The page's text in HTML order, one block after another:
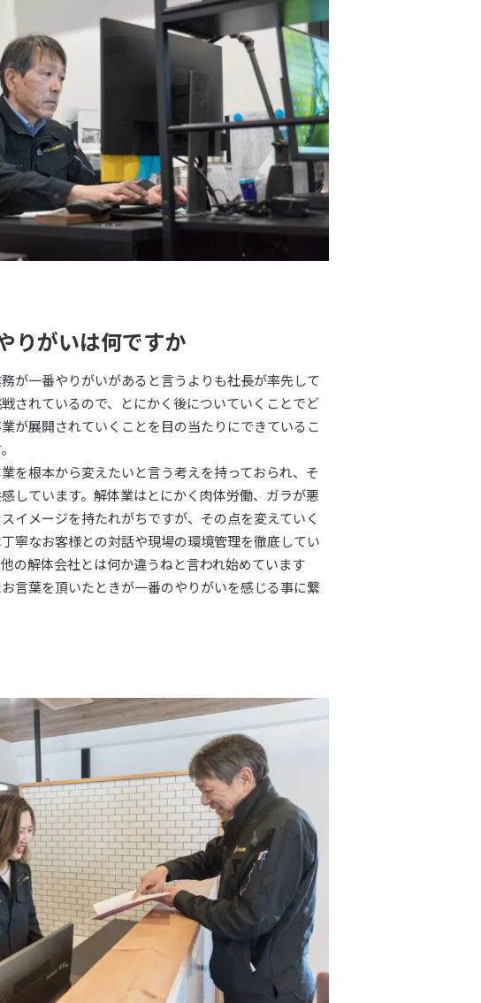
りがいは何ですか
が一番やりがいがあると言うよりも社長が率先して
されているので、とにかく後についていくことでど
が展開されていくことを目の当たりにできているこ
を根本から変えたいと言う考えを持っておられ、そ
しています。解体業はとにかく肉体労働、ガラが悪
イメージを持たれがちですが、その点を変えていく
寧なお客様との対話や現場の環境管理を徹底してい
の解体会社とは何か違うねと言われ始めています
言葉を頂いたときが一番のやりがいを感じる事に繋